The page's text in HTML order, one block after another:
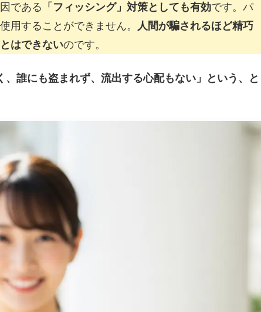
である 「フィッシング」対策としても有効です。パ
用することができません。
人間が騙されるほど精巧
はできないのです。
誰にも盗まれず、流出する心配もない」という、と